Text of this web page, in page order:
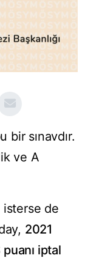
bir sınavdır.
ve A
de
2021
iptal